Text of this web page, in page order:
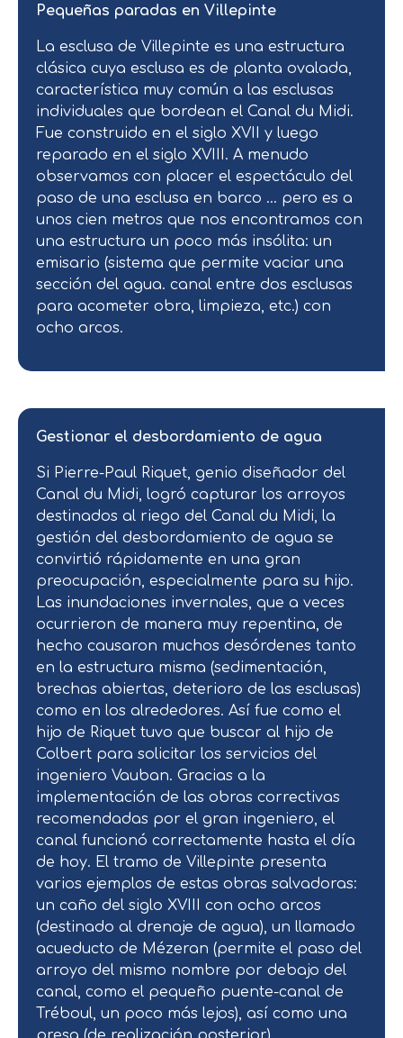
Pequeñas paradas en Villepinte
La esclusa de Villepinte es una estructura
clásica cuya esclusa es de planta ovalada,
característica muy común a las esclusas
individuales que bordean el Canal du Midi.
Fue construido en el siglo XVII y luego
reparado en el siglo XVIII. A menudo
observamos con placer el espectáculo del
paso de una esclusa en barco … pero es a
unos cien metros que nos encontramos con
una estructura un poco más insólita: un
emisario (sistema que permite vaciar una
sección del agua. canal entre dos esclusas
para acometer obra, limpieza, etc.) con
ocho arcos.
Gestionar el desbordamiento de agua
Si Pierre-Paul Riquet, genio diseñador del
Canal du Midi, logró capturar los arroyos
destinados al riego del Canal du Midi, la
gestión del desbordamiento de agua se
convirtió rápidamente en una gran
preocupación, especialmente para su hijo.
Las inundaciones invernales, que a veces
ocurrieron de manera muy repentina, de
hecho causaron muchos desórdenes tanto
en la estructura misma (sedimentación,
brechas abiertas, deterioro de las esclusas)
como en los alrededores. Así fue como el
hijo de Riquet tuvo que buscar al hijo de
Colbert para solicitar los servicios del
ingeniero Vauban. Gracias a la
implementación de las obras correctivas
recomendadas por el gran ingeniero, el
canal funcionó correctamente hasta el día
de hoy. El tramo de Villepinte presenta
varios ejemplos de estas obras salvadoras:
un caño del siglo XVIII con ocho arcos
(destinado al drenaje de agua), un llamado
acueducto de Mézeran (permite el paso del
arroyo del mismo nombre por debajo del
canal, como el pequeño puente-canal de
Tréboul, un poco más lejos), así como una